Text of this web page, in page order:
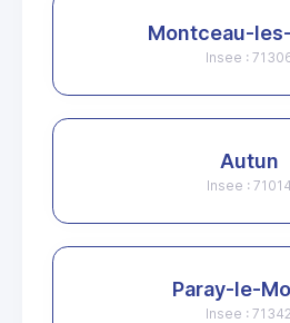
Montceau-
Insee :
Autun
Insee : 71014
Paray-le-
Insee : 71342